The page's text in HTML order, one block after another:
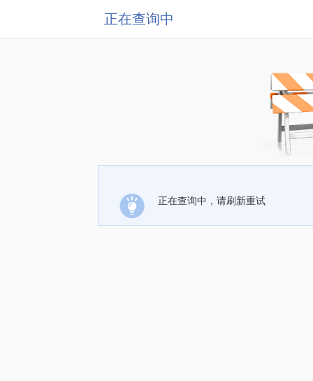
正在查询中
正在查询中，请刷新重试